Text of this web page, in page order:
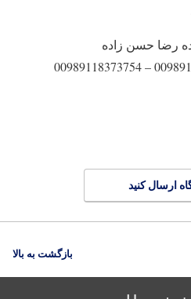
رضا حسن زاده
ارسال کنید
بازگشت به بالا